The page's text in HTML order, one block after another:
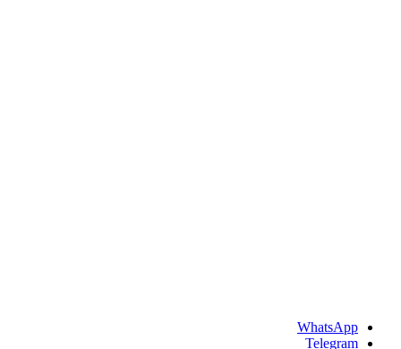
WhatsApp
Telegram